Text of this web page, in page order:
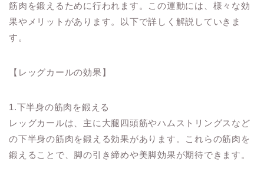
筋肉を鍛えるために行われます。この運動には、様々な効
果やメリットがあります。以下で詳しく解説していきま
す。
【レッグカールの効果】
1.下半身の筋肉を鍛える
レッグカールは、主に大腿四頭筋やハムストリングスなど
の下半身の筋肉を鍛える効果があります。これらの筋肉を
鍛えることで、脚の引き締めや美脚効果が期待できます。